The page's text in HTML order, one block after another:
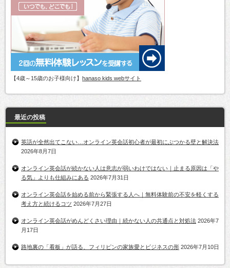
【4歳～15歳のお子様向け】 hanaso kids webサイト
最近の投稿
英語が全然出てこない…オンライン英会話初心者が最初にぶつかる壁と解決法
2026年8月7日
オンライン英会話が続かない人は意志が弱いわけではない｜止まる原因は「や
る気」よりも仕組みにある 2026年7月31日
オンライン英会話を始める前から緊張する人へ｜無料体験前の不安を軽くする
考え方と続けるコツ 2026年7月27日
オンライン英会話がめんどくさい理由｜続かない人の共通点と対処法 2026年7
月17日
路地裏の「看板」が語る、フィリピンの家族愛とビジネスの形 2026年7月10日